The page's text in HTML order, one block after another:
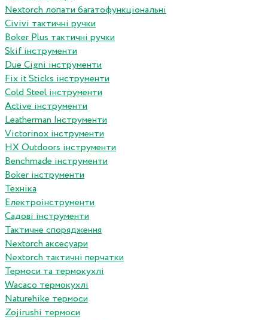
Nextorch лопати багатофункціональні
Сivivi тактичні ручки
Boker Plus тактичні ручки
Skif інструменти
Due Cigni інструменти
Fix it Sticks інструменти
Сold Steel інструменти
Active інструменти
Leatherman Інструменти
Victorinox інструменти
HX Outdoors інструменти
Benchmade інструменти
Boker інструменти
Техніка
Електроінструменти
Садові інструменти
Тактичне спорядження
Nextorch аксесуари
Nextorch тактичні перчатки
Термоси та термокухлі
Wacaco термокухлі
Naturehike термоси
Zojirushi термоси